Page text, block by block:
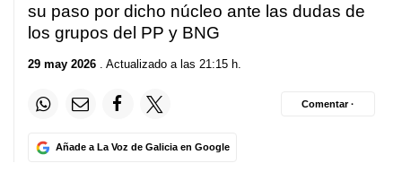
su paso por dicho núcleo ante las dudas de
los grupos del PP y BNG
29 may 2026 . Actualizado a las 21:15 h.
Añade a La Voz de Galicia en Google
Comentar ·